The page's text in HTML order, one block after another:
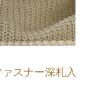
スナー深札入